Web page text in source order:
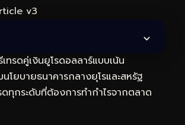
v3
ทรดคู่เงินยูโรดอลลาร์แบบเน้น
โยบายธนาคารกลางยุโรและสหรัฐ
ดทุกระดับที่ต้องการทำกำไรจากตลาด